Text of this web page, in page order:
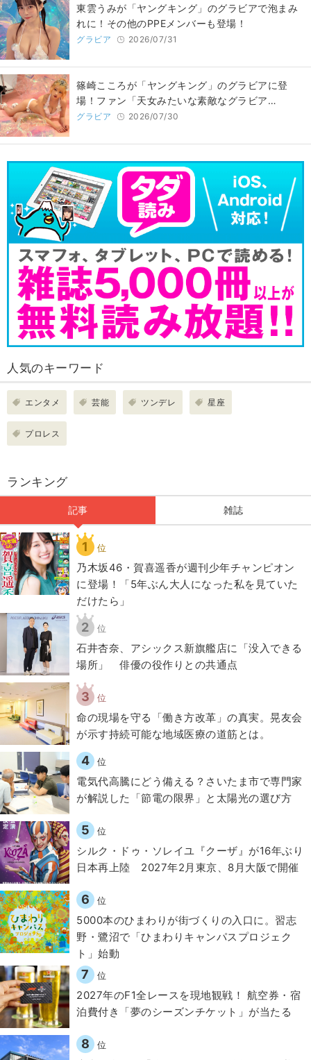
東雲うみが「ヤングキング」のグラビアで泡まみ
れに！その他のPPEメンバーも登場！
グラビア 2026/07/31
篠崎こころが「ヤングキング」のグラビアに登
場！ファン「天女みたいな素敵なグラビア…
グラビア 2026/07/30
人気のキーワード
エンタメ 芸能 ツンデレ 星座
プロレス
ランキング
記事 雑誌
1 位
乃木坂46・賀喜遥香が週刊少年チャンピオン
に登場！「5年ぶん大人になった私を見ていた
だけたら」
2 位
石井杏奈、アシックス新旗艦店に「没入できる
場所」 俳優の役作りとの共通点
3 位
​命の現場を守る「働き方改革」の真実。晃友会
が示す持続可能な地域医療の道筋とは。
4 位
電気代高騰にどう備える？さいたま市で専門家
が解説した「節電の限界」と太陽光の選び方
5 位
シルク・ドゥ・ソレイユ『クーザ』が16年ぶり
日本再上陸 2027年2月東京、8月大阪で開催
6 位
5000本のひまわりが街づくりの入口に。習志
野・鷺沼で「ひまわりキャンパスプロジェク
ト」始動
7 位
2027年のF1全レースを現地観戦！ 航空券・宿
泊費付き「夢のシーズンチケット」が当たる
8 位